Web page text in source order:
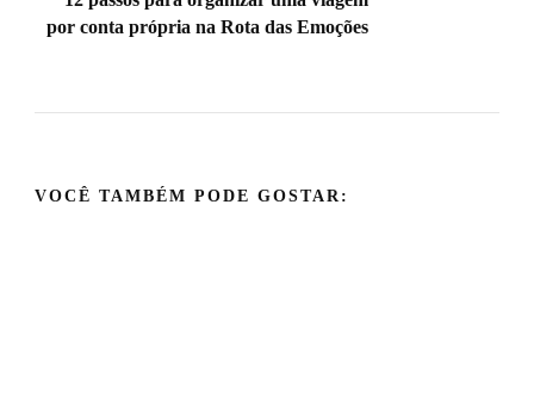
por conta própria na Rota das Emoções
VOCÊ TAMBÉM PODE GOSTAR: